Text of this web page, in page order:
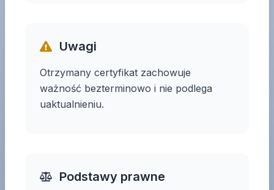
Uwagi
Otrzymany certyfikat zachowuje
ważność bezterminowo i nie podlega
uaktualnieniu.
Podstawy prawne